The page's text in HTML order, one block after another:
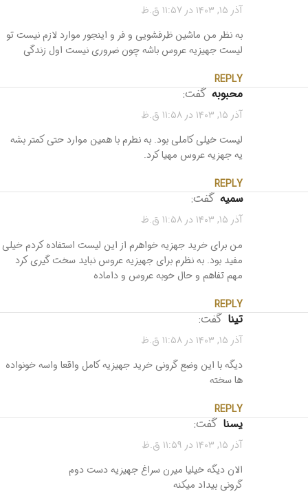
آذر ۱۵, ۱۴۰۳ در ۱۱:۵۷ ق.ظ
به نظر من ماشین ظرفشویی و فر و اینجور موارد لازم نیست تو
لیست جهیزیه عروس باشه چون ضروری نیست اول زندگی
REPLY
محبوبه گفت:
آذر ۱۵, ۱۴۰۳ در ۱۱:۵۸ ق.ظ
لیست خیلی کاملی بود. به نطرم با همین موارد حتی کمتر بشه
یه جهزیه عروس مهیا کرد.
REPLY
سمیه گفت:
آذر ۱۵, ۱۴۰۳ در ۱۱:۵۸ ق.ظ
من برای خرید جهزیه خواهرم از این لیست استفاده کردم خیلی
مفید بود. به نظرم برای جهیزیه عروس نباید سخت گیری کرد
مهم تفاهم و حال خوبه عروس و داماده
REPLY
تینا گفت:
آذر ۱۵, ۱۴۰۳ در ۱۱:۵۸ ق.ظ
دیگه با این وضع گرونی خرید جهیزیه کامل واقعا واسه خونواده
ها سخته
REPLY
یسنا گفت:
آذر ۱۵, ۱۴۰۳ در ۱۱:۵۹ ق.ظ
الان دیگه خیلیا میرن سراغ جهیزیه دست دوم
گرونی بیداد میکنه